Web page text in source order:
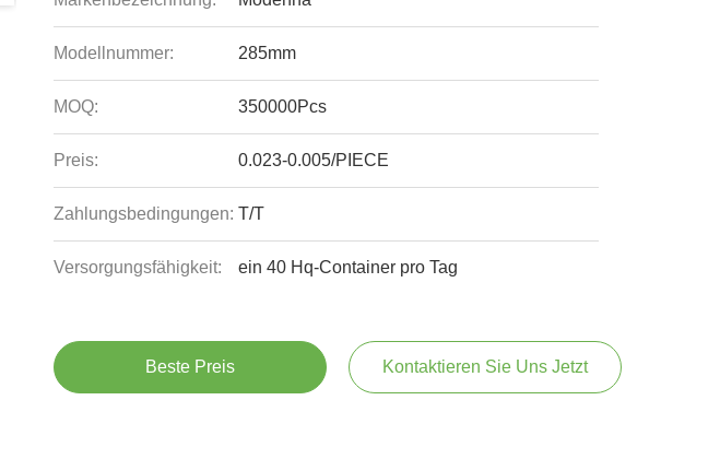
Modellnummer: 285mm
MOQ: 350000Pcs
Preis: 0.023-0.005/PIECE
Zahlungsbedingungen: T/T
Versorgungsfähigkeit: ein 40 Hq-Container pro Tag
Beste Preis Kontaktieren Sie Uns Jetzt